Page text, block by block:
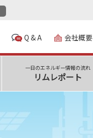
Q & A 会社概要
一日のエネルギー情報の流れ
リムレポート